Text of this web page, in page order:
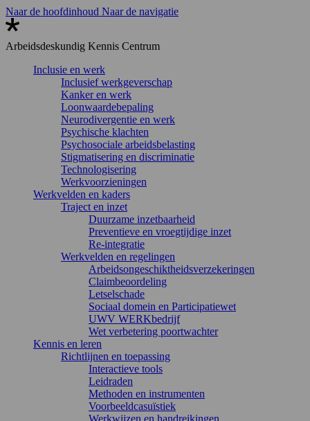
Naar de hoofdinhoud Naar de navigatie
Arbeidsdeskundig Kennis Centrum
Inclusie en werk
Inclusief werkgeverschap
Kanker en werk
Loonwaardebepaling
Neurodivergentie en werk
Psychische klachten
Psychosociale arbeidsbelasting
Stigmatisering en discriminatie
Technologisering
Werkvoorzieningen
Werkvelden en kaders
Traject en inzet
Duurzame inzetbaarheid
Preventieve en vroegtijdige inzet
Re-integratie
Werkvelden en regelingen
Arbeidsongeschiktheidsverzekeringen
Claimbeoordeling
Letselschade
Sociaal domein en Participatiewet
UWV WERKbedrijf
Wet verbetering poortwachter
Kennis en leren
Richtlijnen en toepassing
Interactieve tools
Leidraden
Methoden en instrumenten
Voorbeeldcasuïstiek
Werkwijzen en handreikingen